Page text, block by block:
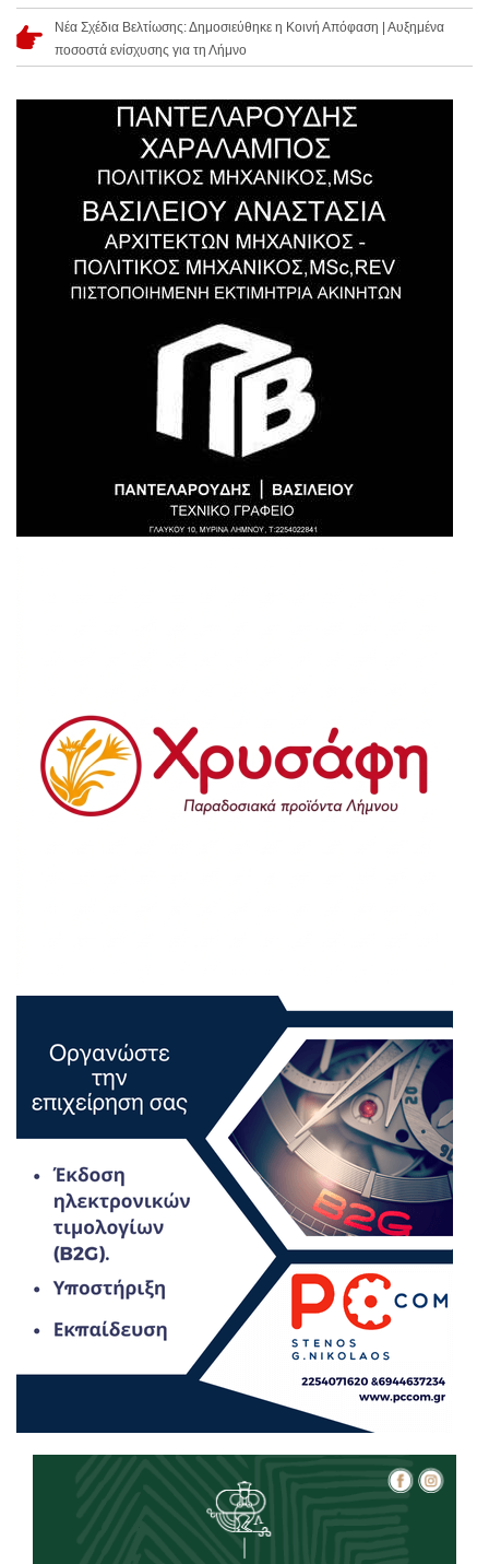
Νέα Σχέδια Βελτίωσης: Δημοσιεύθηκε η Κοινή Απόφαση | Αυξημένα
ποσοστά ενίσχυσης για τη Λήμνο